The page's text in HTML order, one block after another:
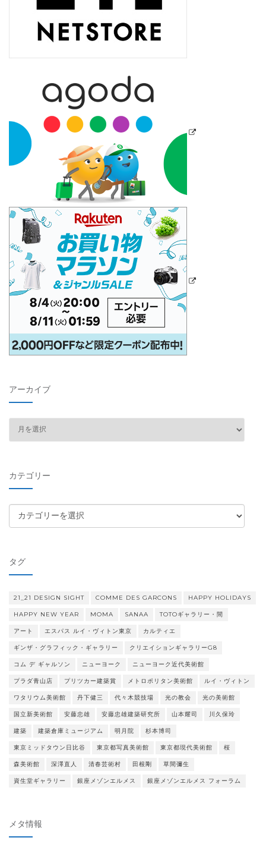
アーカイブ
ブ
カテゴリー
テ
ー
タグ
21_21 DESIGN SIGHT COMME DES GARCONS HAPPY HOLIDAYS
HAPPY NEW YEAR MOMA SANAA TOTOギャラリー・間
アート エスパス ルイ・ヴィトン東京 カルティエ
ギンザ・グラフィック・ギャラリー クリエイションギャラリーG8
コム デ ギャルソン ニューヨーク ニューヨーク近代美術館
プラダ青山店 プリツカー建築賞 メトロポリタン美術館 ルイ・ヴィトン
ワタリウム美術館 丹下健三 代々木競技場 光の教会 光の美術館
国立新美術館 安藤忠雄 安藤忠雄建築研究所 山本耀司 川久保玲
建築 建築倉庫ミュージアム 明月院 杉本博司
東京ミッドタウン日比谷 東京都写真美術館 東京都現代美術館 桜
森美術館 深澤直人 清春芸術村 田根剛 草間彌生
資生堂ギャラリー 銀座メゾンエルメス 銀座メゾンエルメス フォーラム
メタ情報